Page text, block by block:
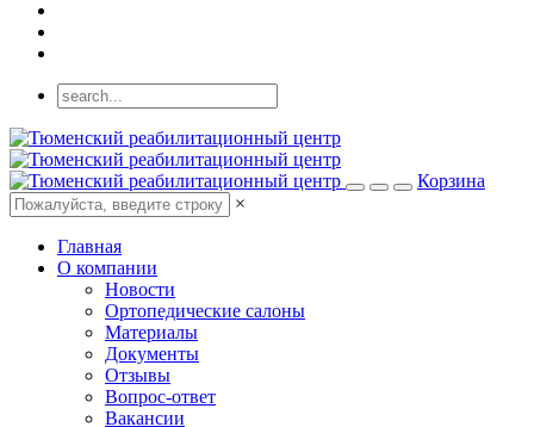
Корзина
×
Главная
О компании
Новости
Ортопедические салоны
Материалы
Документы
Отзывы
Вопрос-ответ
Вакансии